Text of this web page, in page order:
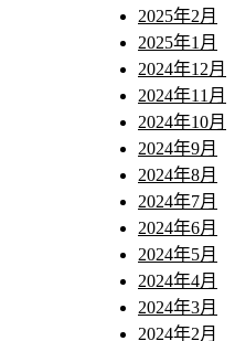
2025年2月
2025年1月
2024年12月
2024年11月
2024年10月
2024年9月
2024年8月
2024年7月
2024年6月
2024年5月
2024年4月
2024年3月
2024年2月